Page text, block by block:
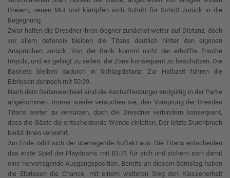
Dreiern, neuen Mut und kämpfen sich Schritt für Schritt zurück in die
Begegnung.
Zwar halten die Dresdner ihren Gegner zunächst weiter auf Distanz, doch
vor allem defensiv bleiben die Titans deutlich hinter den eigenen
Ansprüchen zurück. Von der Bank kommt nicht der erhoffte frische
Impuls, und es gelingt zu selten, die Zone konsequent zu beschützen. Die
Baskets bleiben dadurch in Schlagdistanz. Zur Halbzeit führen die
Elbriesen dennoch mit 50:39.
Nach dem Seitenwechsel sind die Aschaffenburger endgültig in der Partie
angekommen. Immer wieder versuchen sie, den Vorsprung der Dresden
Titans weiter zu verkürzen, doch die Dresdner verhindern konsequent,
dass die Gäste die entscheidende Wende einleiten. Der letzte Durchbruch
bleibt ihnen verwehrt.
Am Ende zahlt sich der überragende Auftakt aus. Die Titans entscheiden
das erste Spiel der Playdowns mit 83:71 für sich und sichern sich damit
eine hervorragende Ausgangsposition. Bereits an diesem Samstag haben
die Elbriesen die Chance, mit einem weiteren Sieg den Klassenerhalt